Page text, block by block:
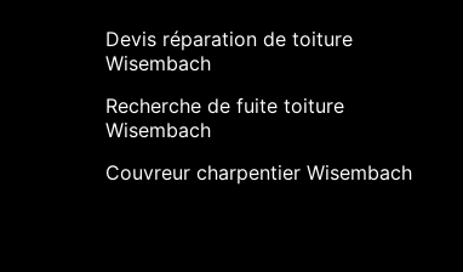
Devis réparation de toiture
Wisembach
Recherche de fuite toiture
Wisembach
Couvreur charpentier Wisembach